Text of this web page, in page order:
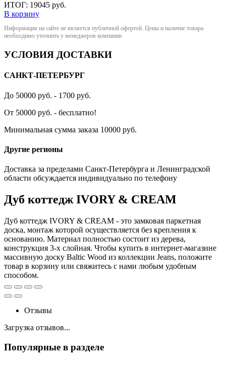
ИТОГ: 19045 руб.
В корзину
Информация на сайте не является публичной офертой. Цены и наличие товара
необходимо уточнить у менеджеров компании
УСЛОВИЯ ДОСТАВКИ
САНКТ-ПЕТЕРБУРГ
До 50000 руб. - 1700 руб.
От 50000 руб. - бесплатно!
Минимальная сумма заказа 10000 руб.
Другие регионы
Доставка за пределами Санкт-Петербурга и Ленинградской
области обсуждается индивидуально по телефону
Дуб коттедж IVORY & CREAM
Дуб коттедж IVORY & CREAM - это замковая паркетная
доска, монтаж которой осуществляется без крепления к
основанию. Материал полностью состоит из дерева,
конструкция 3-х слойная. Чтобы купить в интернет-магазине
массивную доску Baltic Wood из коллекции Jeans, положите
товар в корзину или свяжитесь с нами любым удобным
способом.
Отзывы
Загрузка отзывов...
Популярные в разделе